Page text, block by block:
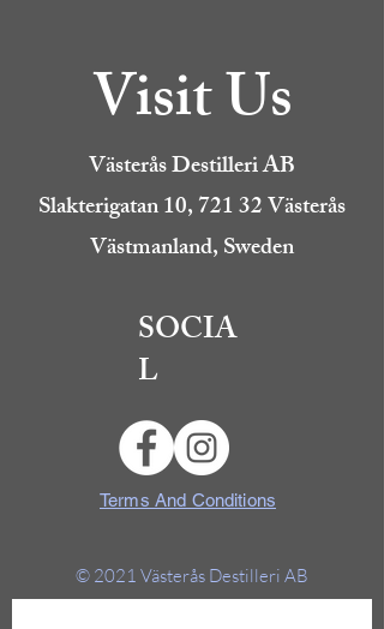
Visit Us
Västerås Destilleri AB
Slakterigatan 10, 721 32 Västerås
Västmanland, Sweden
SOCIA
L
Terms And Conditions
© 2021 Västerås Destilleri AB